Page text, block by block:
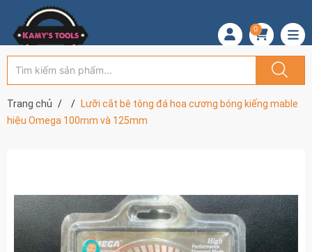
0
Trang chủ
Lưỡi cắt bê tông đá hoa cương bóng kiếng mable
hiệu Omega 100mm và 125mm